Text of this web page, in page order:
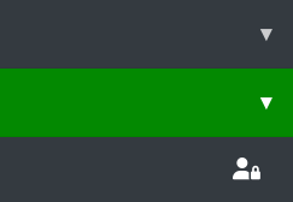
▾
▾